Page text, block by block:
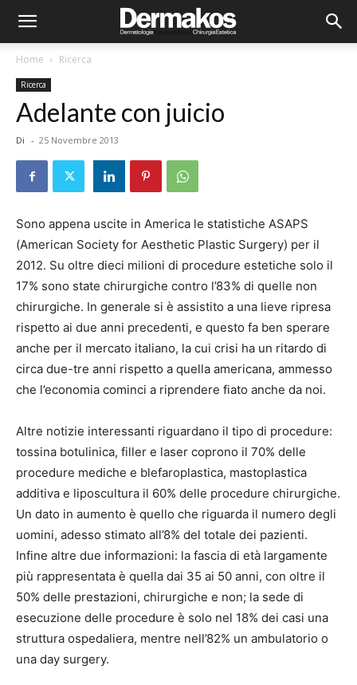
Home Ricerca
Ricerca
Adelante con juicio
Di - 25 Novembre 2013
Sono appena uscite in America le statistiche ASAPS
(American Society for Aesthetic Plastic Surgery) per il
2012. Su oltre dieci milioni di procedure estetiche solo il
17% sono state chirurgiche contro l’83% di quelle non
chirurgiche. In generale si è assistito a una lieve ripresa
rispetto ai due anni precedenti, e questo fa ben sperare
anche per il mercato italiano, la cui crisi ha un ritardo di
circa due-tre anni rispetto a quella americana, ammesso
che l’economia cominci a riprendere fiato anche da noi.
Altre notizie interessanti riguardano il tipo di procedure:
tossina botulinica, filler e laser coprono il 70% delle
procedure mediche e blefaroplastica, mastoplastica
additiva e liposcultura il 60% delle procedure chirurgiche.
Un dato in aumento è quello che riguarda il numero degli
uomini, adesso stimato all’8% del totale dei pazienti.
Infine altre due informazioni: la fascia di età largamente
più rappresentata è quella dai 35 ai 50 anni, con oltre il
50% delle prestazioni, chirurgiche e non; la sede di
esecuzione delle procedure è solo nel 18% dei casi una
struttura ospedaliera, mentre nell’82% un ambulatorio o
una day surgery.